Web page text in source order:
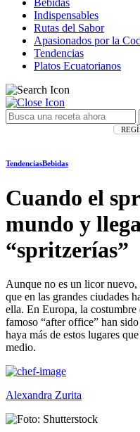
Bebidas
Indispensables
Rutas del Sabor
Apasionados por la
Tendencias
Platos Ecuatorianos
TendenciasBebidas
Cuando el
mundo y
“spritzerías”
Aunque no es un licor nuevo,
que en las grandes ciudades
ella. En Europa, la
famoso “after office” han
haya más de estos lugares
medio.
Alexandra Zurita